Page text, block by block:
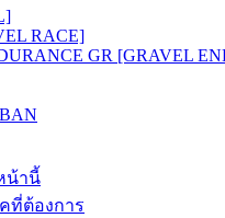
RACE]
GR [GRAVEL
น้านี้
ที่ต้องการ